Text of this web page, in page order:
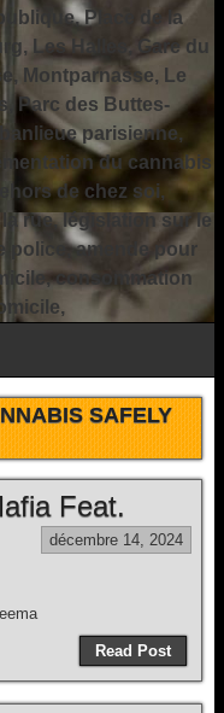
Place de la
Les Halles, Gare du
Montparnasse, Le
Parc des Buttes-
parisienne,
du cannabis
de chez soi,
rue, législation sur le
police, amende pour
consommation
SAFELY
Feat.
décembre 14, 2024
Read Post